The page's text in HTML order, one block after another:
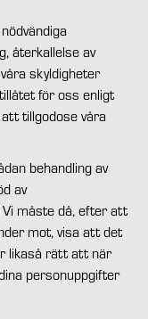
återkallelse av
skyldigheter
för oss enligt
tillgodose våra
behandling av
av
Vi måste då, efter att
mot, visa att det
likaså rätt att när
personuppgifter